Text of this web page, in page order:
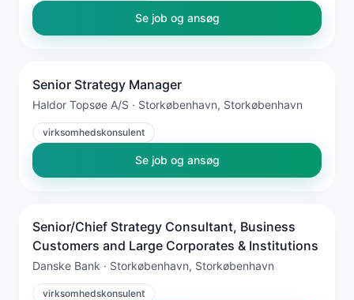
Se job og ansøg
Senior Strategy Manager
Haldor Topsøe A/S · Storkøbenhavn, Storkøbenhavn
virksomhedskonsulent
Se job og ansøg
Senior/Chief Strategy Consultant, Business
Customers and Large Corporates & Institutions
Danske Bank · Storkøbenhavn, Storkøbenhavn
virksomhedskonsulent